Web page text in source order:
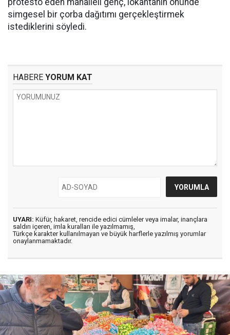
protesto eden mahalleli genç, lokantanın önünde
simgesel bir çorba dağıtımı gerçekleştirmek
istediklerini söyledi.
HABERE YORUM KAT
UYARI: Küfür, hakaret, rencide edici cümleler veya imalar, inançlara
saldırı içeren, imla kuralları ile yazılmamış,
Türkçe karakter kullanılmayan ve büyük harflerle yazılmış yorumlar
onaylanmamaktadır.